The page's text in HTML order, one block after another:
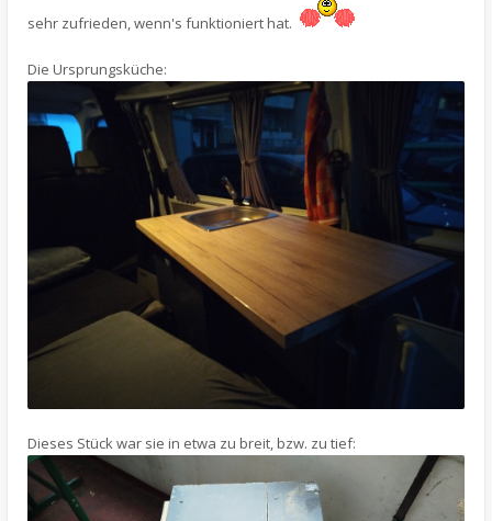
sehr zufrieden, wenn's funktioniert hat.
Die Ursprungsküche:
Dieses Stück war sie in etwa zu breit, bzw. zu tief: